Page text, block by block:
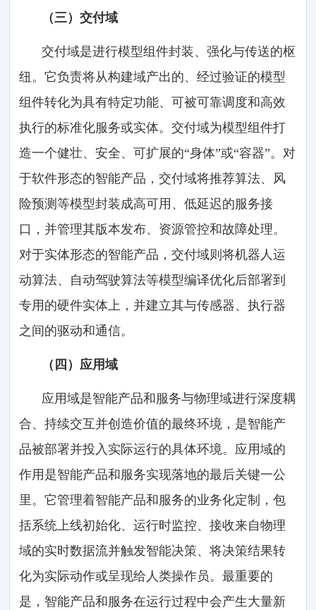
（三）交付域
交付域是进行模型组件封装、强化与传送的枢
纽。它负责将从构建域产出的、经过验证的模型
组件转化为具有特定功能、可被可靠调度和高效
执行的标准化服务或实体。交付域为模型组件打
造一个健壮、安全、可扩展的“身体”或“容器”。对
于软件形态的智能产品，交付域将推荐算法、风
险预测等模型封装成高可用、低延迟的服务接
口，并管理其版本发布、资源管控和故障处理。
对于实体形态的智能产品，交付域则将机器人运
动算法、自动驾驶算法等模型编译优化后部署到
专用的硬件实体上，并建立其与传感器、执行器
之间的驱动和通信。
（四）应用域
应用域是智能产品和服务与物理域进行深度耦
合、持续交互并创造价值的最终环境，是智能产
品被部署并投入实际运行的具体环境。应用域的
作用是智能产品和服务实现落地的最后关键一公
里。它管理着智能产品和服务的业务化定制，包
括系统上线初始化、运行时监控、接收来自物理
域的实时数据流并触发智能决策、将决策结果转
化为实际动作或呈现给人类操作员。最重要的
是，智能产品和服务在运行过程中会产生大量新